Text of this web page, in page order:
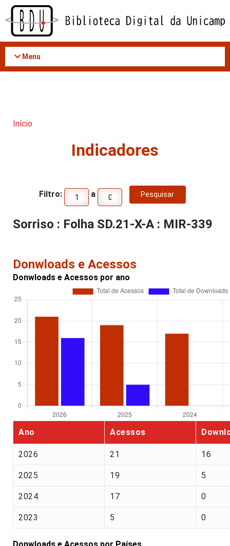
Acessar
conteúdo
Menu
Início
Indicadores
Filtro: a
Sorriso : Folha SD.21-X-A : MIR-339
Donwloads e Acessos
Donwloads e Acessos por ano
Ano Acessos
2026 21 16
2025 19 5
2024 17 0
2023 5 0